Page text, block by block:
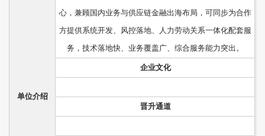
单位介绍
心，兼顾国内业务与供应链金融出海布局，可同步为合作
方提供系统开发、风控落地、人力劳动关系一体化配套服
务，技术落地快、业务覆盖广、综合服务能力突出。
企业文化
晋升通道